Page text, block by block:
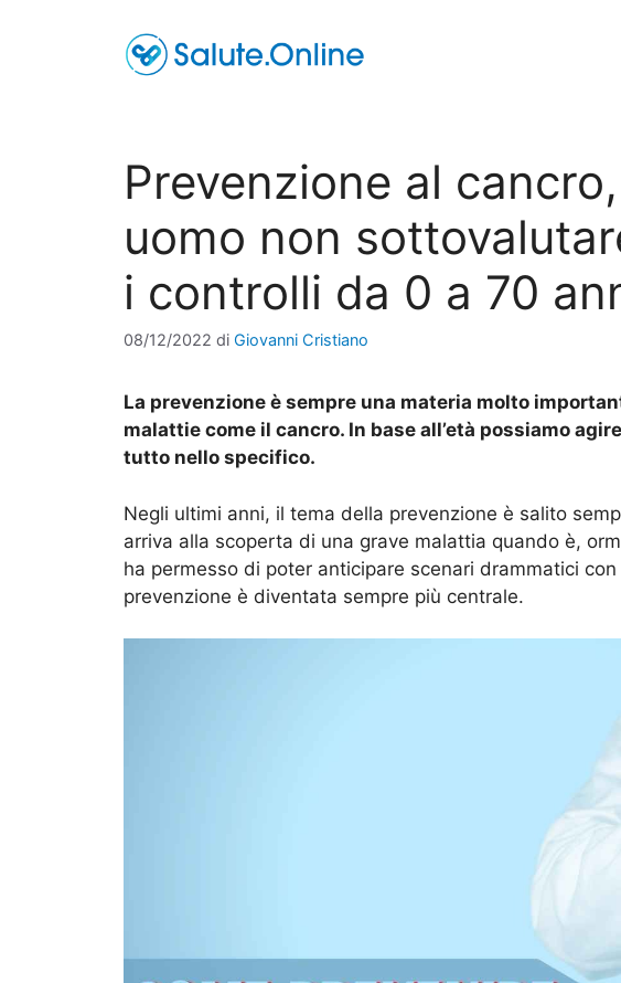
Prevenzione al
uomo non
i controlli da 0 a 70
08/12/2022 di Giovanni Cristiano
La prevenzione è sempre una materia molto
malattie come il cancro. In base all’età possiamo
tutto nello specifico.
Negli ultimi anni, il tema della prevenzione è salito
arriva alla scoperta di una grave malattia quando è,
ha permesso di poter anticipare scenari drammatici
prevenzione è diventata sempre più centrale.